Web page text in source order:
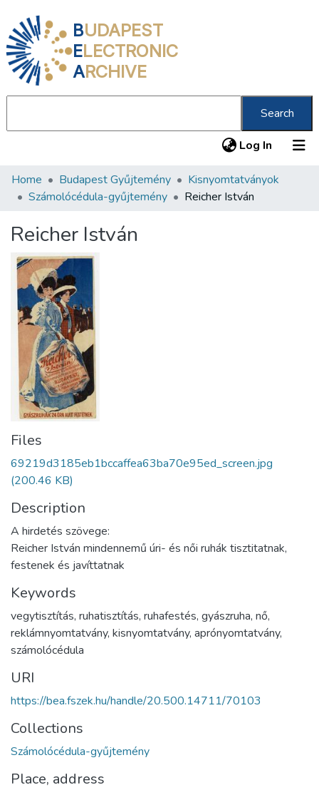
BUDAPEST
ELECTRONIC
ARCHIVE
Search
Log In (current)
Communities & Collections
Statistics
About us
Home Budapest Gyűjtemény
Kisnyomtatványok
Számolócédula-gyűjtemény
Reicher István
Reicher István
Files
69219d3185eb1bccaffea63ba70e95ed_screen.jpg
(200.46 KB)
Description
A hirdetés szövege:
Reicher István mindennemű úri- és női ruhák tisztitatnak,
festenek és javíttatnak
Keywords
vegytisztítás, ruhatisztítás, ruhafestés, gyászruha, nő,
reklámnyomtatvány, kisnyomtatvány, aprónyomtatvány,
számolócédula
URI
https://bea.fszek.hu/handle/20.500.14711/70103
Collections
Számolócédula-gyűjtemény
Place, address